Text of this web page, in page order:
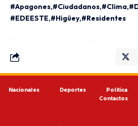
#Apagones #Ciudadanos #Clima
#EDEESTE #Higüey #Residentes
Nacionales Deportes Política
Contactos